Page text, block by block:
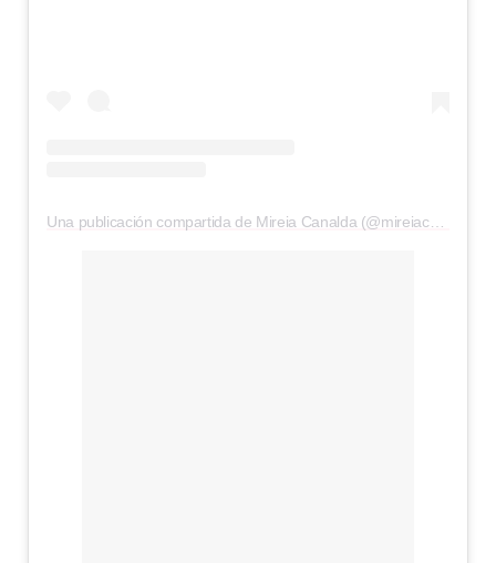
Una publicación compartida de Mireia Canalda (@mireiacanalda_)